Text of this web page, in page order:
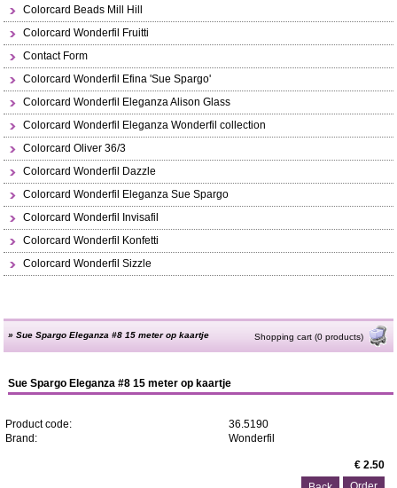
Colorcard Beads Mill Hill
Colorcard Wonderfil Fruitti
Contact Form
Colorcard Wonderfil Efina 'Sue Spargo'
Colorcard Wonderfil Eleganza Alison Glass
Colorcard Wonderfil Eleganza Wonderfil collection
Colorcard Oliver 36/3
Colorcard Wonderfil Dazzle
Colorcard Wonderfil Eleganza Sue Spargo
Colorcard Wonderfil Invisafil
Colorcard Wonderfil Konfetti
Colorcard Wonderfil Sizzle
»Sue Spargo Eleganza #8 15 meter op kaartje Shopping cart (0 products)
Sue Spargo Eleganza #8 15 meter op kaartje
Product code:
36.5190
Brand:
Wonderfil
€ 2.50